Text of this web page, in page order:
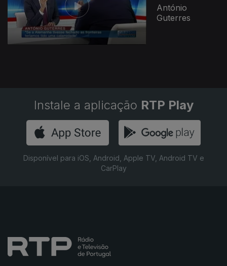
António
Guterres
Instale a aplicação RTP Play
Disponível para iOS, Android, Apple TV, Android TV e
CarPlay